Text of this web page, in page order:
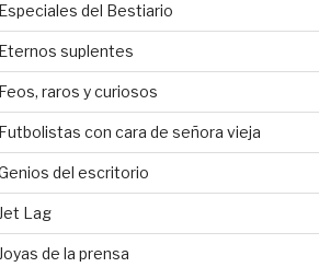
Especiales del Bestiario
Eternos suplentes
Feos, raros y curiosos
Futbolistas con cara de señora vieja
del escritorio
Jet Lag
Joyas de la prensa